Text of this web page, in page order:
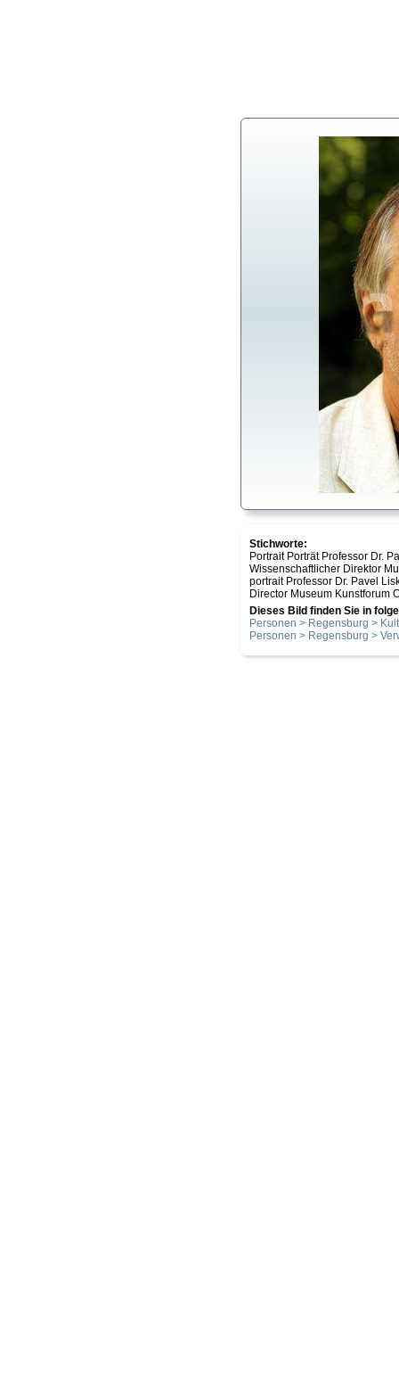
Stichworte:
Portrait Porträt Professor Dr.
Wissenschaftlicher Direktor
portrait Professor Dr. Pavel
Director Museum Kunstforum
Dieses Bild finden Sie in
Personen > Regensburg >
Personen > Regensburg >